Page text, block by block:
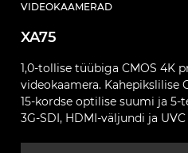
VIDEOKAAMERAD
XA75
1,0-tollise tüübiga CMOS 4K
videokaamera. Kahepikslilise
15-kordse optilise suumi ja
3G-SDI, HDMI-väljundi ja